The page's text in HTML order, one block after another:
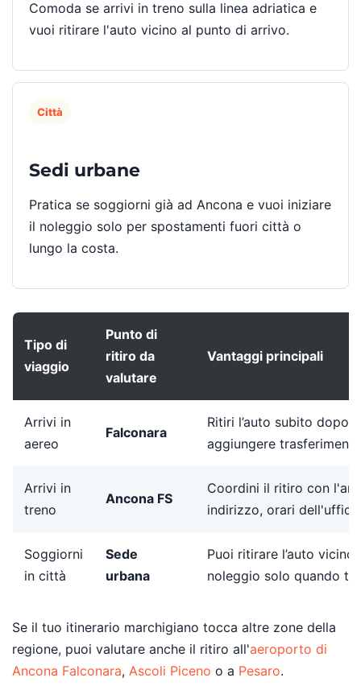
Comoda se arrivi in treno sulla linea adriatica e
vuoi ritirare l'auto vicino al punto di arrivo.
Città
Sedi urbane
Pratica se soggiorni già ad Ancona e vuoi iniziare
il noleggio solo per spostamenti fuori città o
lungo la costa.
Tipo di
viaggio
Punto di
ritiro da
valutare
Vantaggi principali
Arrivi in
aereo
Falconara
Ritiri l’auto subito dopo
aggiungere trasferimenti
Arrivi in
treno
Ancona FS
Coordini il ritiro con
indirizzo, orari
Soggiorni
in città
Sede
urbana
Puoi ritirare l’auto vicino
noleggio solo quando ti
Se il tuo itinerario marchigiano tocca altre zone della
regione, puoi valutare anche il ritiro all'aeroporto di
Ancona Falconara, Ascoli Piceno o a Pesaro.